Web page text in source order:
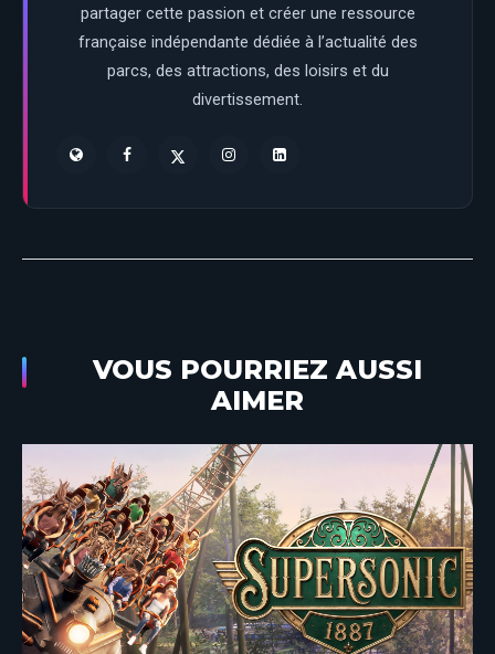
partager cette passion et créer une ressource
française indépendante dédiée à l’actualité des
parcs, des attractions, des loisirs et du
divertissement.
VOUS POURRIEZ AUSSI
AIMER